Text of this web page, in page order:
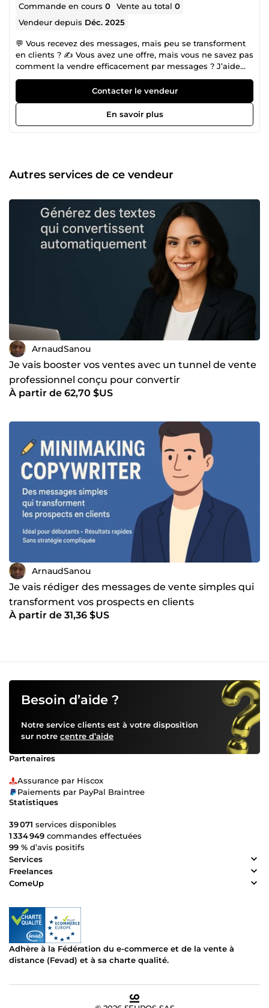
Commande en cours0 Vente au total0
Vendeur depuis Déc. 2025
💬 Vous recevez des messages, mais peu se transforment
en clients ? ✍️ Vous avez une offre, mais vous ne savez pas
comment la vendre efficacement par messages ? J’aide
les entrepreneurs et créateurs à attirer l’attention,
convaincre et transformer leurs prospects en clients grâce
au copywriting, aux contenus courts et au setting. Mon
approche est simple et orientée résultats : 👉 capter
l’attention avec des mini-contenus clairs et impactants, 👉
setting. Je travaille avec des méthodes marketing
modernes et j’utilise des outils d’IA pour gagner en
naturelle et professionnelle. 🔹 Copywriting : pages de
présentation, descriptions de services, messages de vente
clairs et orientés conversion. 🔹 Mini-making copywriting :
textes courts, scripts et accroches pour capter l’attention
rapidement. 🔹 Setting : discussion avec les prospects,
qualification et orientation vers une prise de rendez-vous.
Sérieux, organisé et à l’écoute, je m’adapte à chaque projet
avec un objectif clair :vous aider à obtenir plus de
prospects et plus de conversions. 📩 N’hésitez pas à me
contacter pour discuter de votre projet et choisir la solution
Contacter le vendeur
En savoir plus
Autres services de ce vendeur
ArnaudSanou
Je vais booster vos ventes avec un tunnel de vente
professionnel conçu pour convertir
À partir de 62,70 $US
ArnaudSanou
Je vais rédiger des messages de vente simples qui
transforment vos prospects en clients
À partir de 31,36 $US
Besoin d’aide ?
Notre service clients est à votre disposition
sur notre centre d’aide
Partenaires
Assurance par Hiscox
Paiements par PayPal Braintree
Statistiques
39 071 services disponibles
1 334 949 commandes effectuées
99 % d’avis positifs
Services
Freelances
ComeUp
Adhère à la Fédération du e-commerce et de la vente à
distance (Fevad) et à sa charte qualité.